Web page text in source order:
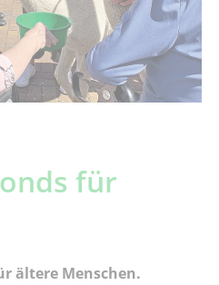
für
ältere Menschen.